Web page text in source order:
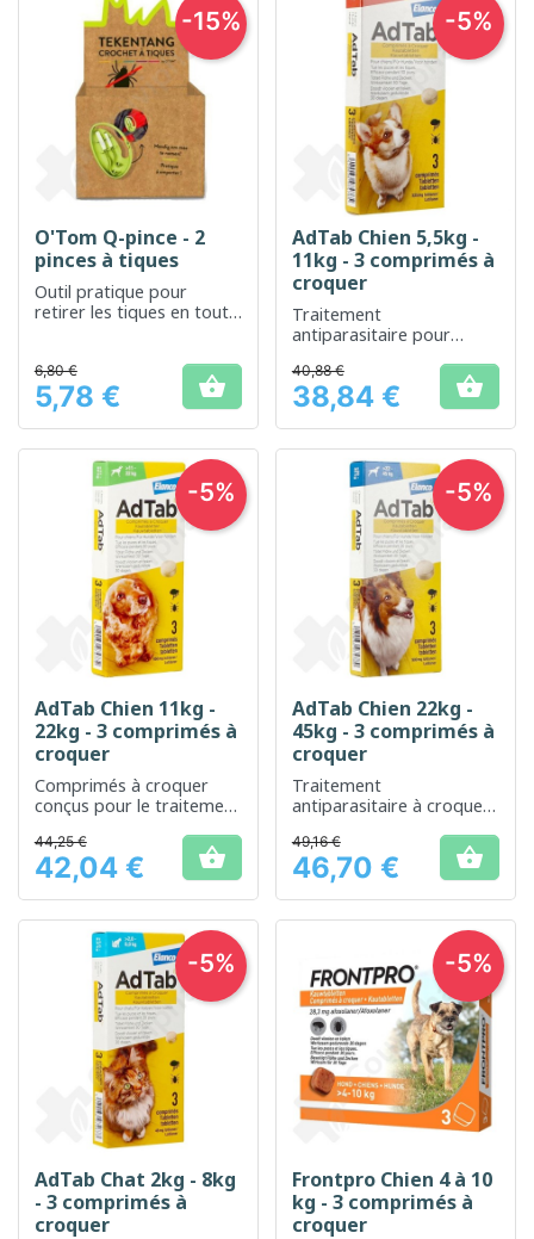
O'Tom Q-pince - 2
pinces à tiques
Outil pratique pour
retirer les tiques en toute
Prix
6,80 €
5,78 € 
-15%
AdTab Chien 5,5kg -
11kg - 3 comprimés à
croquer
Traitement
antiparasitaire pour
puces et les tiques
Prix
40,88 €
38,84 € 
-5%
AdTab Chien 11kg -
22kg - 3 comprimés à
croquer
Comprimés à croquer
conçus pour le traitement
chiens de taille moyenne
Prix
44,25 €
42,04 € 
-5%
AdTab Chien 22kg -
45kg - 3 comprimés à
croquer
Traitement
antiparasitaire à croquer
efficace des chiens de
grande taille
Prix
49,16 €
46,70 € 
-5%
AdTab Chat 2kg - 8kg
- 3 comprimés à
croquer
-5%
Frontpro Chien 4 à 10
kg - 3 comprimés à
croquer
-5%